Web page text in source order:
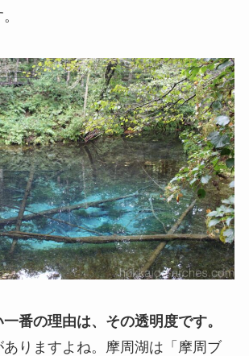
番の理由は、その透明度です。
りますよね。摩周湖は「摩周ブ